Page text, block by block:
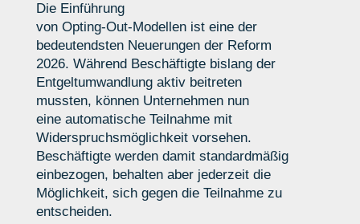
Die Einführung
von Opting‑Out‑Modellen ist eine der
bedeutendsten Neuerungen der Reform
2026. Während Beschäftigte bislang der
Entgeltumwandlung aktiv beitreten
mussten, können Unternehmen nun
eine automatische Teilnahme mit
Widerspruchsmöglichkeitvorsehen.
Beschäftigte werden damit standardmäßig
einbezogen, behalten aber jederzeit die
Möglichkeit, sich gegen die Teilnahme zu
entscheiden.